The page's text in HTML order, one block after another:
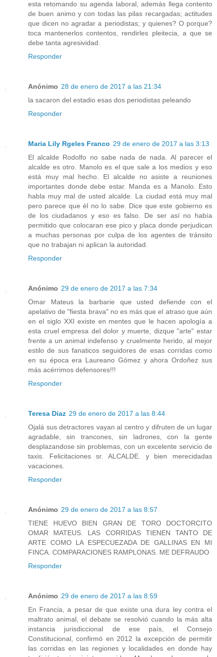
esta retomando su agenda laboral, además llega contento
de buen animo y con todas las pilas recargadas; actitudes
que dicen no agradar a periodistas; y quienes? O porque?
toca mantenerlos contentos, rendirles pleitecia, a que se
debe tanta agresividad.
Responder
Anónimo 28 de enero de 2017 a las 21:34
la sacaron del estadio esas dos periodistas peleando
Responder
Maria Lily Rgeles Franco 29 de enero de 2017 a las 3:13
El alcalde Rodolfo no sabe nada de nada. Al parecer el
alcalde es otro. Manolo es el que sale a los medios y eso
está muy mal hecho. El alcalde no asiste a reuniones
importantes donde debe estar. Manda es a Manolo. Esto
habla muy mal de usted alcalde. La ciudad está muy mal
pero parece que él no lo sabe. Dice que este gobierno es
de los ciudadanos y eso es falso. De ser así no había
permitido que colocaran ese pico y placa donde perjudican
a muchas personas por culpa de los agentes de tránsito
que no trabajan ni aplican la autoridad.
Responder
Anónimo 29 de enero de 2017 a las 7:34
Omar Mateus la barbarie que usted defiende con el
apelativo de "fiesta brava" no es más que el atraso que aún
en el siglo XXI existe en mentes que le hacen apología a
esta cruel empresa del dolor y muerte, dizque "arte" estar
frente a un animal indefenso y cruelmente herido, al mejor
estilo de sus fanaticos seguidores de esas corridas como
en su época era Laureano Gómez y ahora Ordoñez sus
más acérrimos defensores!!!
Responder
Teresa Diaz 29 de enero de 2017 a las 8:44
Ojalá sus detractores vayan al centro y difruten de un lugar
agradable, sin trancones, sin ladrones, con la gente
desplazandose sin problemas, con un excelente servicio de
taxis. Felicitaciones sr. ALCALDE. y bien merecidadas
vacaciones.
Responder
Anónimo 29 de enero de 2017 a las 8:57
TIENE HUEVO BIEN GRAN DE TORO DOCTORCITO
OMAR MATEUS. LAS CORRIDAS TIENEN TANTO DE
ARTE COMO LA ESPECUEZADA DE GALLINAS EN MI
FINCA. COMPARACIONES RAMPLONAS. ME DEFRAUDO
Responder
Anónimo 29 de enero de 2017 a las 8:59
En Francia, a pesar de que existe una dura ley contra el
maltrato animal, el debate se resolvió cuando la más alta
instancia jurisdiccional de ese país, el Consejo
Constitucional, confirmó en 2012 la excepción de permitir
las corridas en las regiones y localidades en donde hay